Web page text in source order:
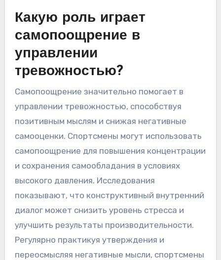
Какую роль играет
самопоощрение в
управлении
тревожностью?
Самопоощрение значительно помогает в
управлении тревожностью, способствуя
позитивным мыслям и снижая негативные
самооценки. Спортсмены могут использовать
самопоощрение для повышения концентрации
и сохранения самообладания в условиях
высокого давления. Исследования
показывают, что конструктивный внутренний
диалог может снизить уровень стресса и
улучшить результаты производительности.
Регулярно практикуя утверждения и
переосмысляя негативные мысли, спортсмены